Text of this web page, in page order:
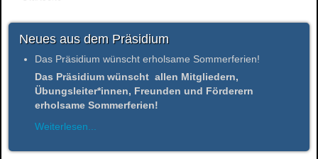
Neues aus dem Präsidium
Das Präsidium wünscht erholsame Sommerferien!
Das Präsidium wünscht allen Mitgliedern,
Übungsleiter*innen, Freunden und Förderern
erholsame Sommerferien!
Weiterlesen...